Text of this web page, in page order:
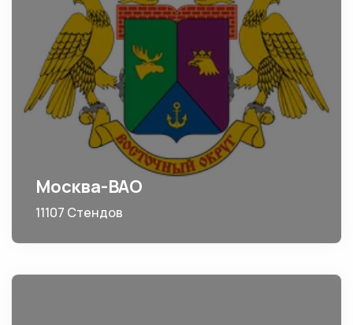
Москва-ВАО
11107 Стендов